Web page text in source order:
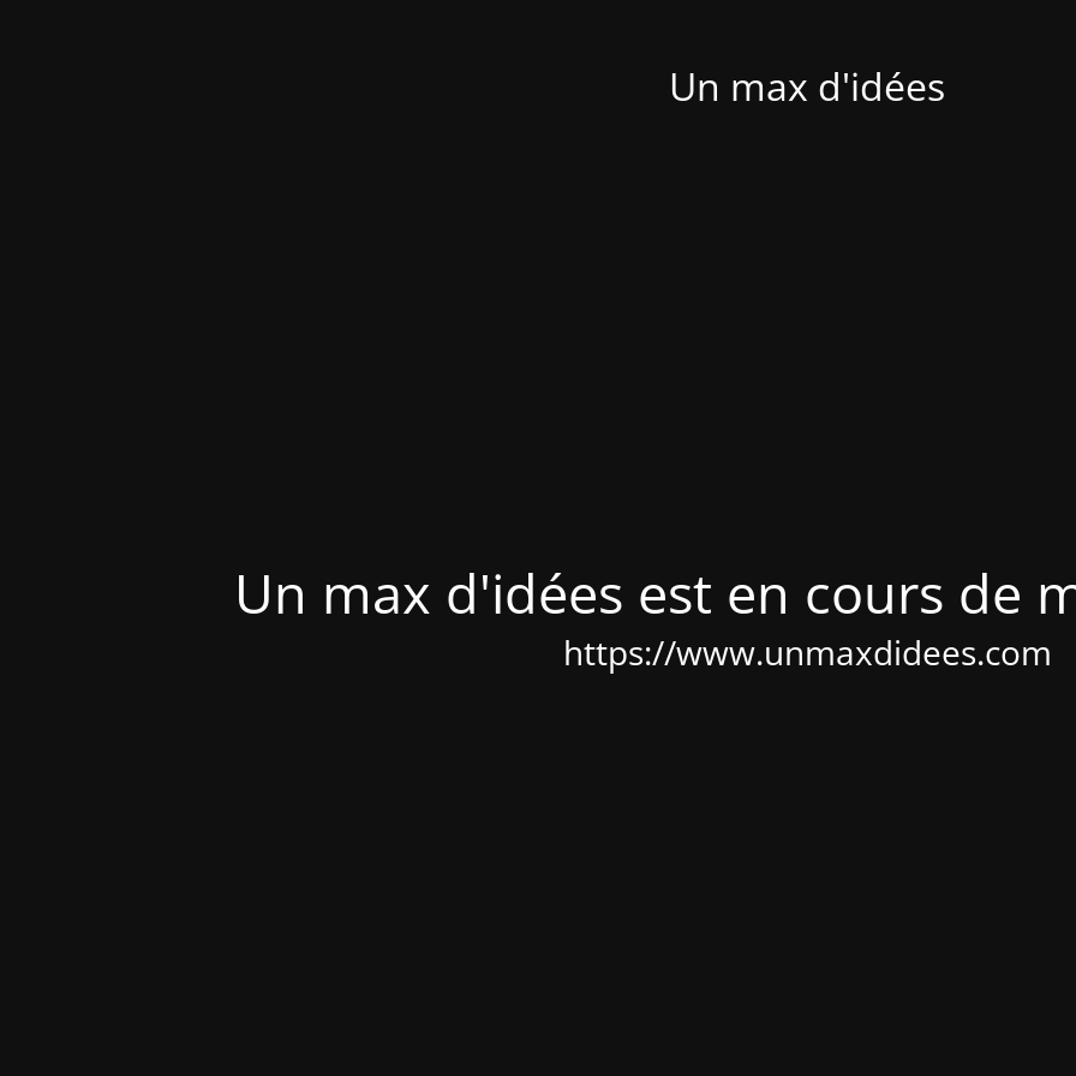
Un max d'idées
Un max d'idées est en cours de
https://www.unmaxdidees.com